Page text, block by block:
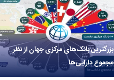
بزرگترین بانک‌های مرکزی جهان از نظر
مجموع دارایی‌ها